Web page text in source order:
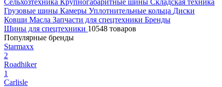
Сельхозтехника Крупногабаритные шины Складская техника
Грузовые шины Камеры Уплотнительные кольца Диски
Ковши Масла Запчасти для спецтехники Бренды
Шины для спецтехники 10548 товаров
Популярные бренды
Starmaxx
2
Roadhiker
1
Carlisle